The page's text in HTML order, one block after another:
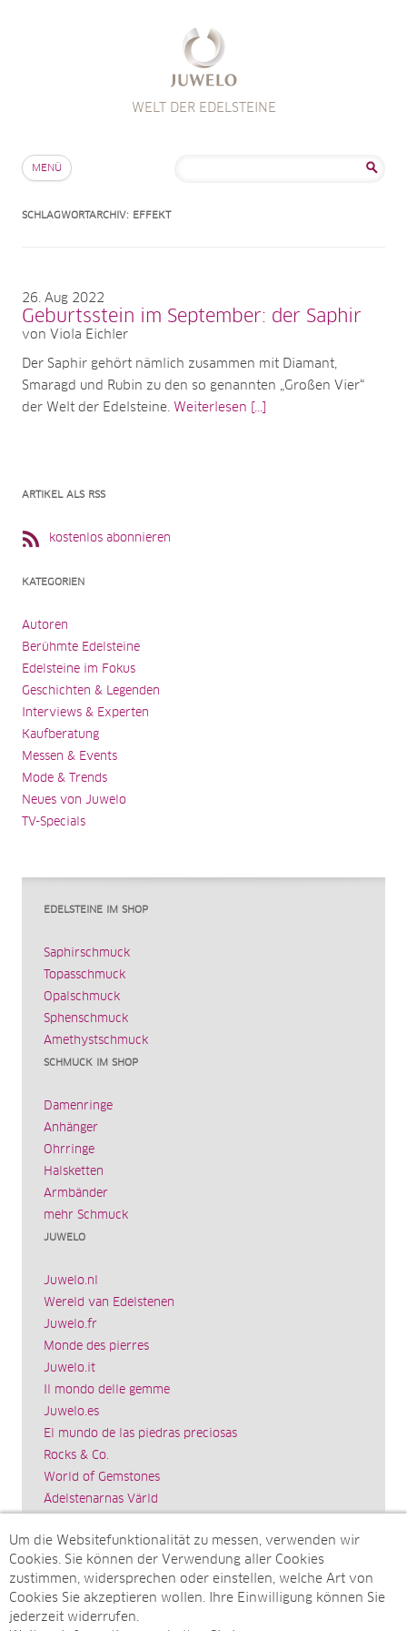
WELT DER EDELSTEINE
MENÜ
SCHLAGWORTARCHIV: EFFEKT
26 Aug 2022
Geburtsstein im September: der Saphir
von Viola Eichler
Der Saphir gehört nämlich zusammen mit Diamant,
Smaragd und Rubin zu den so genannten „Großen Vier“
der Welt der Edelsteine. Weiterlesen [...]
ARTIKEL ALS RSS
kostenlos abonnieren
KATEGORIEN
Autoren
Berühmte Edelsteine
Edelsteine im Fokus
Geschichten & Legenden
Interviews & Experten
Kaufberatung
Messen & Events
Mode & Trends
Neues von Juwelo
TV-Specials
EDELSTEINE IM SHOP
Saphirschmuck
Topasschmuck
Opalschmuck
Sphenschmuck
Amethystschmuck
SCHMUCK IM SHOP
Damenringe
Anhänger
Ohrringe
Halsketten
Armbänder
mehr Schmuck
JUWELO
Juwelo.nl
Wereld van Edelstenen
Juwelo.fr
Monde des pierres
Juwelo.it
Il mondo delle gemme
Juwelo.es
El mundo de las piedras preciosas
Rocks & Co.
World of Gemstones
Ädelstenarnas Värld
Impressum
SITEMAP
Sitemap
Um die Websitefunktionalität zu messen, verwenden wir
Cookies. Sie können der Verwendung aller Cookies
zustimmen, widersprechen oder einstellen, welche Art von
Cookies Sie akzeptieren wollen. Ihre Einwilligung können Sie
jederzeit widerrufen.